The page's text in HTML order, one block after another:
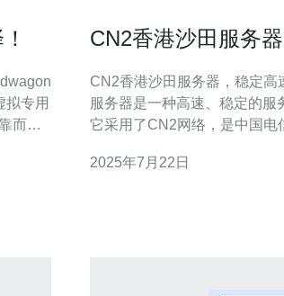
拟专用
而闻
CN2香港沙田服务
CN2香港沙田服务器，稳定高速，值得
服务器是一种高速、稳定的服
它采用了CN2网络，是中国电
网络具有高速、低延迟的特点
2025年7月22日